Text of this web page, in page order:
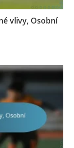
vlivy, Osobní